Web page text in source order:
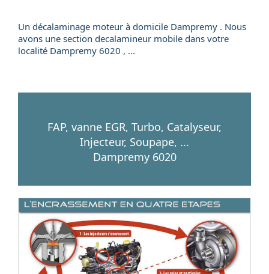
Un décalaminage moteur à domicile Dampremy . Nous
avons une section decalamineur mobile dans votre
localité Dampremy 6020 , ...
FAP, vanne EGR, Turbo, Catalyseur,
Injecteur, Soupape, ...
Dampremy 6020